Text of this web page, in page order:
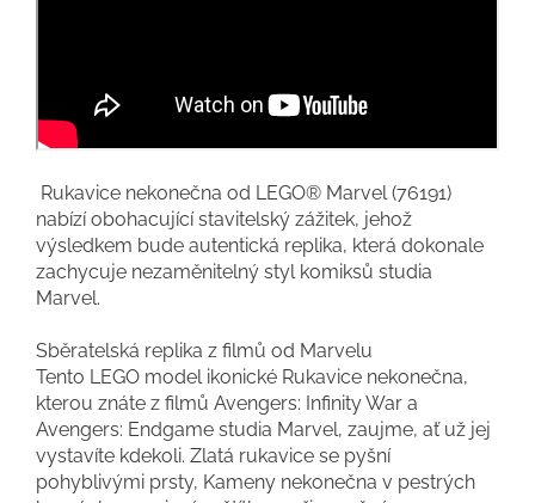
Rukavice nekonečna od LEGO® Marvel (76191)
nabízí obohacující stavitelský zážitek, jehož
výsledkem bude autentická replika, která dokonale
zachycuje nezaměnitelný styl komiksů studia
Marvel.
Sběratelská replika z filmů od Marvelu
Tento LEGO model ikonické Rukavice nekonečna,
kterou znáte z filmů Avengers: Infinity War a
Avengers: Endgame studia Marvel, zaujme, ať už jej
vystavíte kdekoli. Zlatá rukavice se pyšní
pohyblivými prsty, Kameny nekonečna v pestrých